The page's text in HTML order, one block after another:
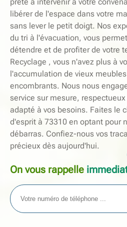
libérer de l'espace dans votre
sans lever le petit doigt. Nos
du tri à l'évacuation, vous
détendre et de profiter de votre
Recyclage , vous n'avez plus à
l'accumulation de vieux
encombrants. Nous nous
service sur mesure,
adapté à vos besoins. Faites le
d'esprit à 73310 en optant pour
débarras. Confiez-nous vos
précieux dès aujourd'hui.
On vous rappelle